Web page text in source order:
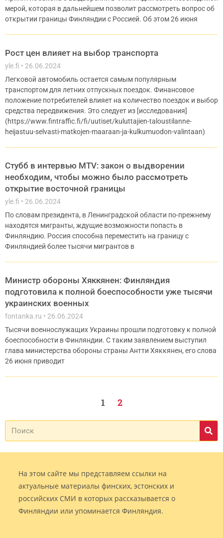
мерой, которая в дальнейшем позволит рассмотреть вопрос об
открытии границы Финляндии с Россией. Об этом 26 июня
Рост цен влияет на выбор транспорта
yle.fi
26.06.2024
Легковой автомобиль остается самым популярным
транспортом для летних отпускных поездок. Финансовое
положение потребителей влияет на количество поездок и выбор
средства передвижения. Это следует из [исследования]
(https://www.fintraffic.fi/fi/uutiset/kuluttajien-taloustilanne-
heijastuu-selvasti-matkojen-maaraan-ja-kulkumuodon-valintaan)
Стубб в интервью MTV: закон о выдворении
необходим, чтобы можно было рассмотреть
открытие восточной границы
yle.fi
26.06.2024
По словам президента, в Ленинградской области по-прежнему
находятся мигранты, ждущие возможности попасть в
Финляндию. Россия способна переместить на границу с
Финляндией более тысячи мигрантов в
Министр обороны Хяккянен: Финляндия
подготовила к полной боеспособности уже тысячи
украинских военных
fontanka.ru
26.06.2024
Тысячи военнослужащих Украины прошли подготовку к полной
боеспособности в Финляндии. С таким заявлением выступил
глава министерства обороны страны Антти Хяккянен, его слова
26 июня приводит
1 2
На этом сайте мы представляем ссылки на
актуальные материалы финских, эстонских и
российских СМИ в которых рассказывается о
Финляндии или упоминается Финляндия.